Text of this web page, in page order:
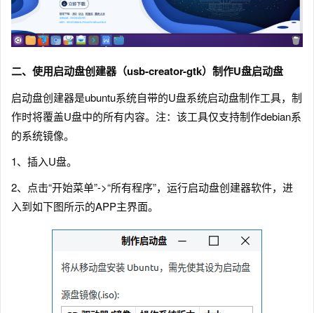
二、 使用启动盘创建器（usb-creator-gtk）制作U盘启动盘
启动盘创建器是ubuntu系统自带的U盘系统启动盘制作工具，制
作时将覆盖U盘中的所有内容。注：该工具仅支持制作debian系
的系统镜像。
1、插入U盘。
2、点击“开始菜单”->“所有程序”，运行启动盘创建器软件，进
入到如下图所示的APP主界面。